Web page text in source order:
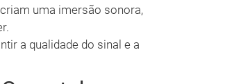
uma imersão sonora,
a qualidade do sinal e a